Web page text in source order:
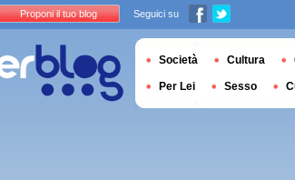
Proponi il tuo blog Seguici su
Società Cultura
Per Lei Sesso